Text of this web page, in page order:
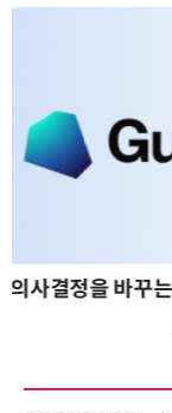
AI 핀옵스 실전